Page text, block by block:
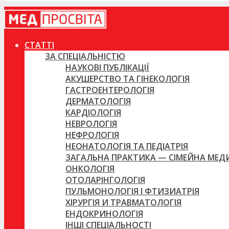
СТАТТІ
ЗА СПЕЦІАЛЬНІСТЮ
НАУКОВІ ПУБЛІКАЦІЇ
АКУШЕРСТВО ТА ГІНЕКОЛОГІЯ
ГАСТРОЕНТЕРОЛОГІЯ
ДЕРМАТОЛОГІЯ
КАРДІОЛОГІЯ
НЕВРОЛОГІЯ
НЕФРОЛОГІЯ
НЕОНАТОЛОГІЯ ТА ПЕДІАТРІЯ
ЗАГАЛЬНА ПРАКТИКА — СІМЕЙНА
ОНКОЛОГІЯ
ОТОЛАРІНГОЛОГІЯ
ПУЛЬМОНОЛОГІЯ І ФТИЗИАТРІЯ
ХІРУРГІЯ И ТРАВМАТОЛОГІЯ
ЕНДОКРИНОЛОГІЯ
ІНШІ СПЕЦІАЛЬНОСТІ